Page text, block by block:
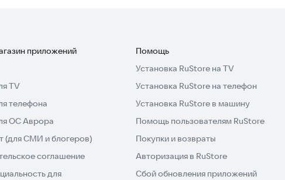
на анализе.
стилей для мужчин и женщин.
естественный вид.
варианты и делитесь ими с друзьями или
анализ лица: прически и борода]** прямо сейчас
и убедитесь в качестве результата.
приложений
TV
телефона
ОС Аврора
(для СМИ и блогеров)
соглашение
для
Помощь
Установка RuStore на TV
Установка RuStore на телефон
Установка RuStore в машину
Помощь пользователям RuStore
Покупки и возвраты
Авторизация в RuStore
Сбой обновления приложений